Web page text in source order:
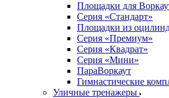
Площадки для
Серия «Стандарт»
Площадки из
Серия «Премиум»
Серия «Квадрат»
Серия «Мини»
ПараВоркаут
Гимнастические
Уличные тренажеры